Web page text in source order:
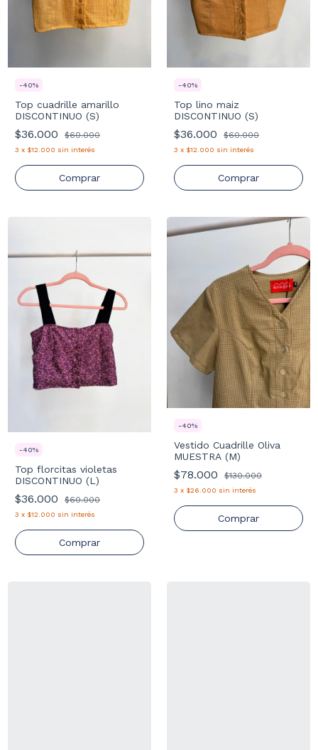
-40%
Top cuadrille amarillo
DISCONTINUO (S)
$36.000 $60.000
3 x $12.000 sin interés
Comprar
-40%
Top lino maiz
DISCONTINUO (S)
$36.000 $60.000
3 x $12.000 sin interés
Comprar
-40%
Top florcitas violetas
DISCONTINUO (L)
$36.000 $60.000
3 x $12.000 sin interés
Comprar
-40%
Vestido Cuadrille Oliva
MUESTRA (M)
$78.000 $130.000
3 x $26.000 sin interés
Comprar